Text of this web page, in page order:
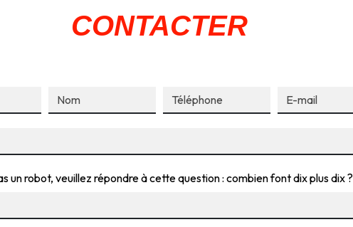
CONTACTER
un robot, veuillez répondre à cette question : combien font dix plus dix ?